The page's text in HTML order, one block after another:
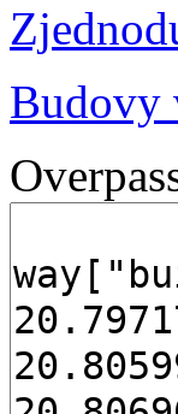
Budovy